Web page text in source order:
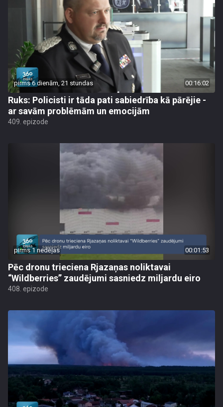
pirms 6 dienām, 21 stundas 00:16:02
Ruks: Policisti ir tāda pati sabiedrība kā pārējie -
ar savām problēmām un emocijām
409. epizode
pirms 1 nedēļas 00:01:53
Pēc dronu trieciena Rjazaņas noliktavai
“Wildberries” zaudējumi sasniedz miljardu eiro
408. epizode